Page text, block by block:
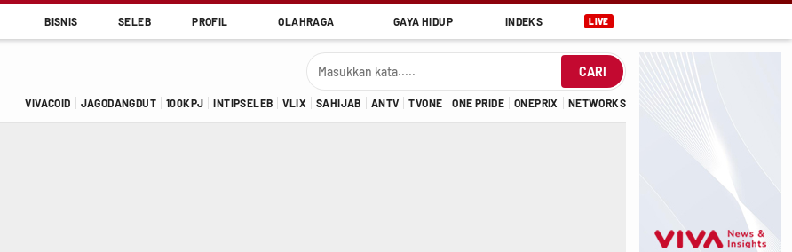
BISNIS SELEB PROFIL OLAHRAGA GAYA HIDUP INDEKS LIVE
CARI
VIVACOID JAGODANGDUT 100KPJ INTIPSELEB VLIX SAHIJAB ANTV TVONE ONE PRIDE ONEPRIX NETWORKS